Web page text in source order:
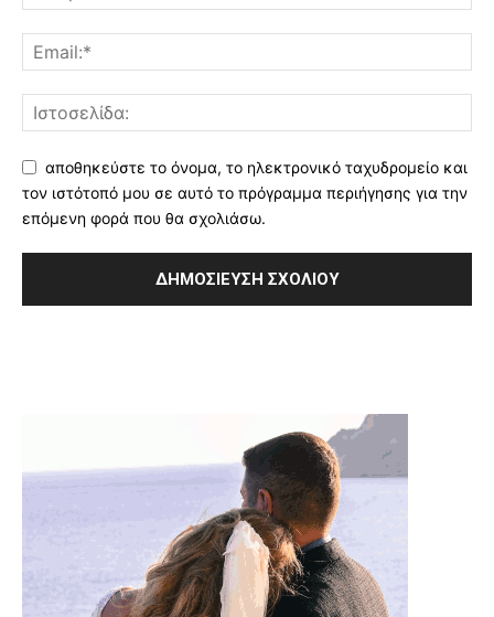
αποθηκεύστε το όνομα, το ηλεκτρονικό ταχυδρομείο και
τον ιστότοπό μου σε αυτό το πρόγραμμα περιήγησης για την
επόμενη φορά που θα σχολιάσω.